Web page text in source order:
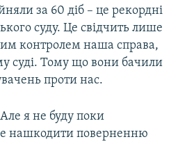
за 60 діб – це рекордні
суду. Це свідчить лише
контролем наша справа,
суді. Тому що вони бачили
проти нас.
Але я не буду поки
нашкодити поверненню